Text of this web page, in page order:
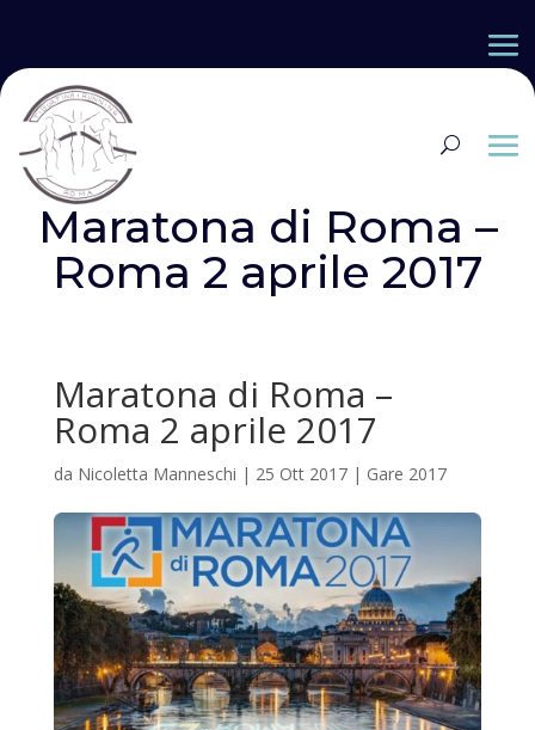
Maratona di Roma –
Roma 2 aprile 2017
Maratona di Roma –
Roma 2 aprile 2017
da Nicoletta Manneschi | 25 Ott 2017| Gare 2017